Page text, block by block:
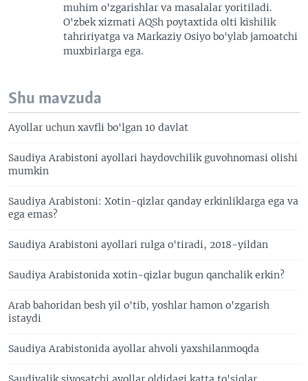
muhim o'zgarishlar va masalalar yoritiladi.
O'zbek xizmati AQSh poytaxtida olti kishilik
tahririyatga va Markaziy Osiyo bo'ylab jamoatchi
muxbirlarga ega.
Shu mavzuda
Ayollar uchun xavfli bo'lgan 10 davlat
Saudiya Arabistoni ayollari haydovchilik guvohnomasi olishi
mumkin
Saudiya Arabistoni: Xotin-qizlar qanday erkinliklarga ega va
ega emas?
Saudiya Arabistoni ayollari rulga o'tiradi, 2018-yildan
Saudiya Arabistonida xotin-qizlar bugun qanchalik erkin?
Arab bahoridan besh yil o'tib, yoshlar hamon o'zgarish
istaydi
Saudiya Arabistonida ayollar ahvoli yaxshilanmoqda